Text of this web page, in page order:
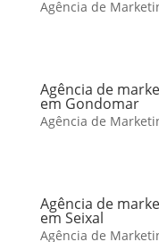
Agência de
Agência de
em Gondomar
Agência de
Agência de
em Seixal
Agência de